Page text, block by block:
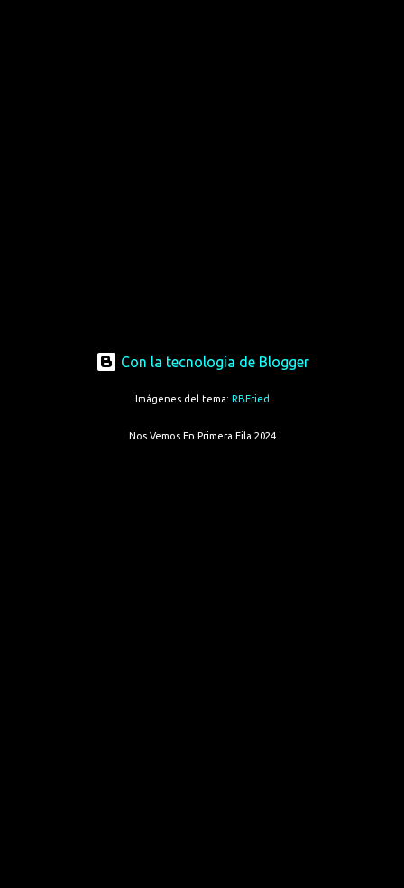
Con la tecnología de Blogger
Imágenes del tema: RBFried
Nos Vemos En Primera Fila 2024